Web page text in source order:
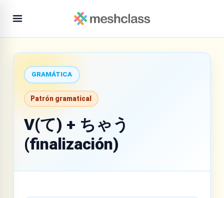
GRAMÁTICA
Patrón gramatical
V(て) + ちゃう
(finalización)